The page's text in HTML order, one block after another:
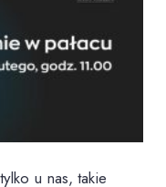
u nas, takie